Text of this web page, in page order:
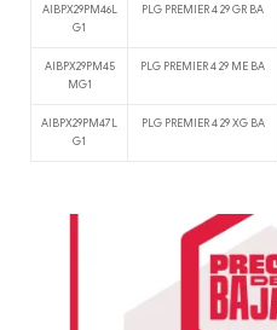
AIBPX29PM46L
G1
PLG PREMIER 4 29 GR BA
AIBPX29PM45
MG1
PLG PREMIER 4 29 ME BA
AIBPX29PM47L
G1
PLG PREMIER 4 29 XG BA